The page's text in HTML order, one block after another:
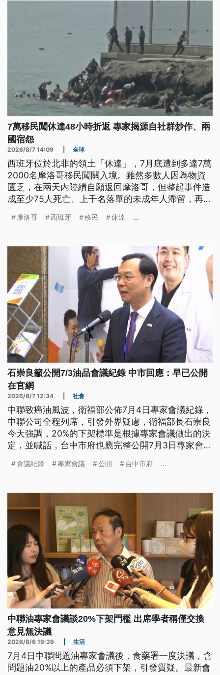
7萬移民闖休達48小時折返 專家揭源自社群炒作、兩
國宿怨
2026/8/7 14:09 全球
西班牙位於北非的領土「休達」，7月底遭到多達7萬
2000名摩洛哥移民闖關入境。雖然多數人因為物資
匱乏，在兩天內陸續自願返回摩洛哥，但整起事件造
成至少75人死亡、上千名落單的未成年人滯留，再度
西班牙最高法院，先前一項有利移民的裁決，遭到社
長久以來的飛地領土爭議，以及兩國在「西撒哈拉問
題」上的歷史宿怨，讓摩洛哥再度採取鬆綁邊境，藉
由移民潮，向西班牙施壓。
摩洛哥 西班牙 移民 休達 ...
石崇良籲公開7/3油品會議紀錄 中市回應：早已公開
在官網
2026/8/7 12:34 社會
中聯致癌油風波，衛福部公佈7月4日專家會議紀錄，
中聯公司全程列席，引發外界疑慮，衛福部長石崇良
今天強調，20%的下架標準是根據專家會議做出的決
定，並喊話，台中市府也應完整公開7月3日專家會議
且未能有效阻絕系統疏漏等3大關鍵缺失，台中市府
進口中國苦茶籽混充，北市衛生局重罰威加300萬
會議紀錄 專家會議 公開 台中市府 ...
中聯油專家會議談20%下架門檻 出席學者稱僅交換
意見無決議
2026/8/6 19:39 生活
7月4日中聯問題油專家會議後，食藥署一度決議，含
問題油20%以上的產品必須下架，引發質疑。最新會